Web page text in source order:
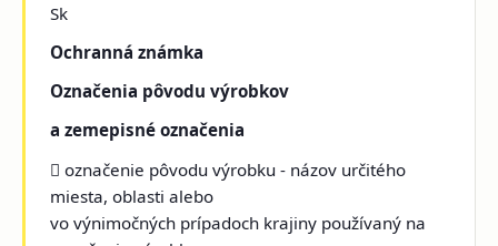
Sk
Ochranná známka
Označenia pôvodu výrobkov
a zemepisné označenia
 označenie pôvodu výrobku - názov určitého
miesta, oblasti alebo
vo výnimočných prípadoch krajiny používaný na